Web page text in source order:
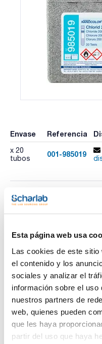
Esta página web usa
Las cookies de este
el contenido y los
sociales y analizar el
información sobre el uso
nuestros partners de
web, quienes pueden
que les haya
partir del uso que haya
Envase Referencia
x 20
tubos
001-985019
Imprimir ficha de
producto
Test : Cloruro 200
Rango de medida : 5-200
Caducidad (años) : 1
Método : Tiocianato de
Pack (u.) : 20 tubos
Los tests en tubos
fotométrico convencen
primera opción para los
análisis de procesos.
predosificados en tubos
como reactivos
se alcanzan resultados de
Ver más
Documentación
TDS / Ficha técnica